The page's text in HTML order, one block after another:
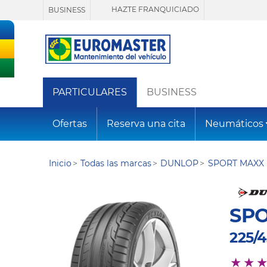
BUSINESS HAZTE FRANQUICIADO
PARTICULARES BUSINESS
Ofertas Reserva una cita Neumáticos
Inicio Todas las marcas DUNLOP SPORT MAXX
225/